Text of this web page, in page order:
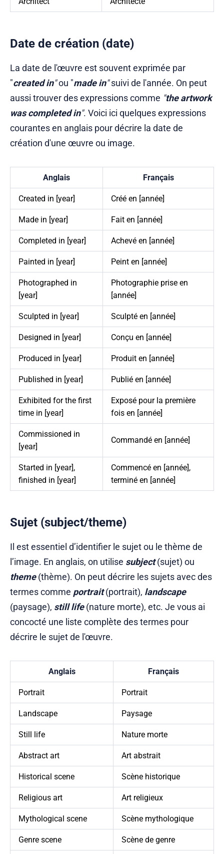
Date de création (date)
La date de l'œuvre est souvent exprimée par
"created in"ou "made in"suivi de l'année. On peut
aussi trouver des expressions comme "the artwork
was completed in". Voici ici quelques expressions
courantes en anglais pour décrire la date de
création d'une œuvre ou image.
Anglais Français
Created in [year] Créé en [année]
Made in [year] Fait en [année]
Completed in [year] Achevé en [année]
Painted in [year] Peint en [année]
Photographed in
[year]
Photographie prise en
[année]
Sculpted in [year] Sculpté en [année]
Designed in [year] Conçu en [année]
Produced in [year] Produit en [année]
Published in [year] Publié en [année]
Exhibited for the first
time in [year]
Exposé pour la première
fois en [année]
Commissioned in
[year]
Commandé en [année]
Started in [year],
finished in [year]
Commencé en [année],
terminé en [année]
Sujet (subject/theme)
Il est essentiel d’identifier le sujet ou le thème de
l’image. En anglais, on utilise subject (sujet) ou
theme(thème). On peut décrire les sujets avec des
termes comme portrait(portrait), landscape
(paysage), still life(nature morte), etc. Je vous ai
concocté une liste complète des termes pour
décrire le sujet de l'œuvre.
Anglais Français
Portrait Portrait
Landscape Paysage
Still life Nature morte
Abstract art Art abstrait
Historical scene Scène historique
Religious art Art religieux
Mythological scene Scène mythologique
Genre scene Scène de genre